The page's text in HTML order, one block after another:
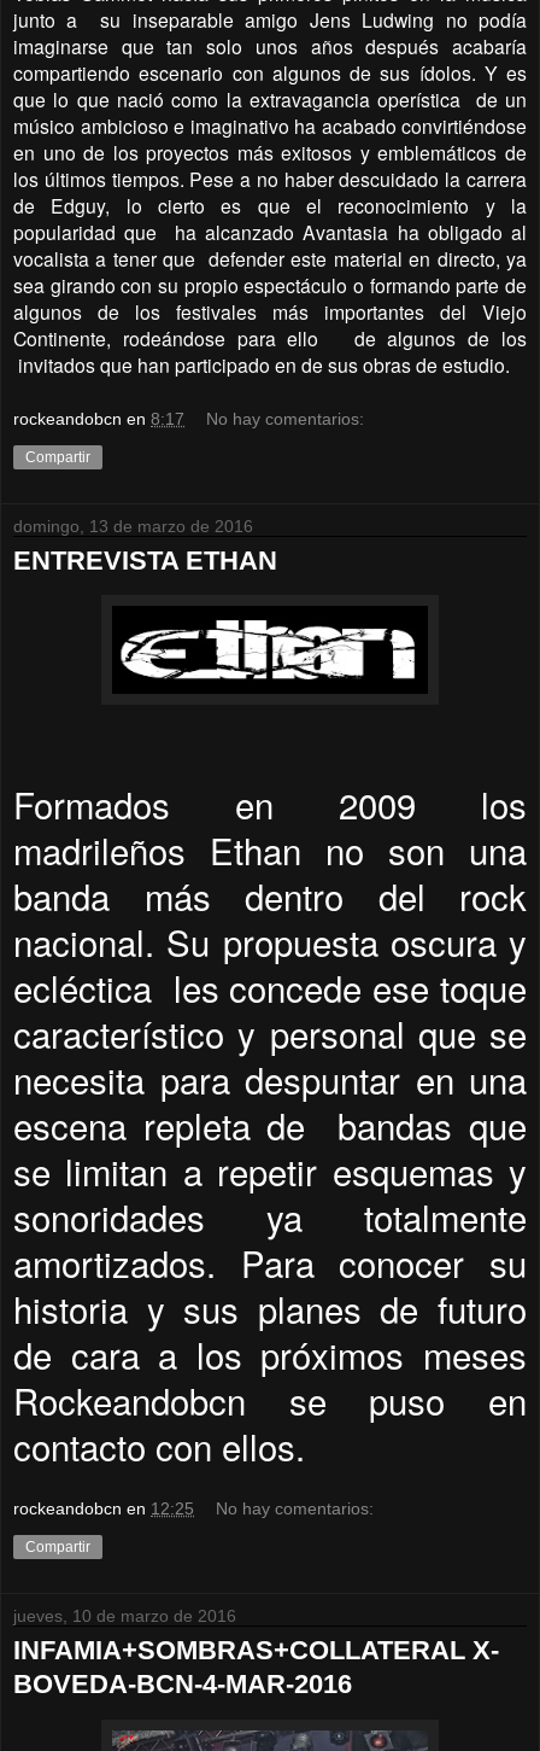
junto a su inseparable amigo Jens Ludwing no podía
imaginarse que tan solo unos años después acabaría
compartiendo escenario con algunos de sus ídolos. Y es
que lo que nació como la extravagancia operística de un
músico ambicioso e imaginativo ha acabado convirtiéndose
en uno de los proyectos más exitosos y emblemáticos de
los últimos tiempos. Pese a no haber descuidado la carrera
de Edguy, lo cierto es que el reconocimiento y la
popularidad que ha alcanzado Avantasia ha obligado al
vocalista a tener que defender este material en directo, ya
sea girando con su propio espectáculo o formando parte de
algunos de los festivales más importantes del Viejo
Continente, rodeándose para ello de algunos de los
invitados que han participado en de sus obras de estudio.
rockeandobcn en 8:17 No hay comentarios:
Compartir
domingo, 13 de marzo de 2016
ENTREVISTA ETHAN
Formados en 2009 los
madrileños Ethan no son una
banda más dentro del rock
nacional. Su propuesta oscura y
ecléctica les concede ese toque
característico y personal que se
necesita para despuntar en una
escena repleta de bandas que
se limitan a repetir esquemas y
sonoridades ya totalmente
amortizados. Para conocer su
historia y sus planes de futuro
de cara a los próximos meses
Rockeandobcn se puso en
contacto con ellos.
rockeandobcn en 12:25 No hay comentarios:
Compartir
jueves, 10 de marzo de 2016
INFAMIA+SOMBRAS+COLLATERAL X-
BOVEDA-BCN-4-MAR-2016